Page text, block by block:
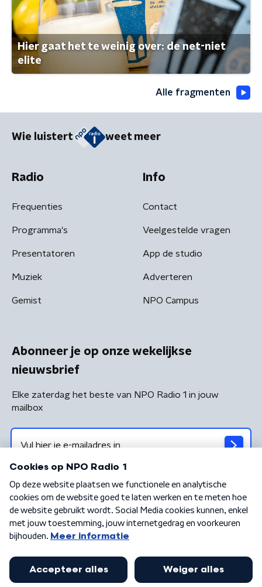
Hier gaat het te weinig over: de net-niet
elite
Alle fragmenten
Wie luistert weet meer
Radio
Frequenties
Programma's
Presentatoren
Muziek
Gemist
Info
Contact
Veelgestelde vragen
App de studio
Adverteren
NPO Campus
Abonneer je op onze wekelijkse
nieuwsbrief
Elke zaterdag het beste van NPO Radio 1 in jouw
mailbox
Algemene voorwaarden Privacybeleid